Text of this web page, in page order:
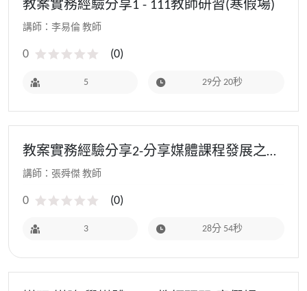
教案實務經驗分享1 - 111教師研習(寒假場)
講師：李易倫 教師
0 (0)
5 29分 20秒
教案實務經驗分享2-分享媒體課程發展之旅
程 - 111教師研習(寒假場)
講師：張舜傑 教師
0 (0)
3 28分 54秒